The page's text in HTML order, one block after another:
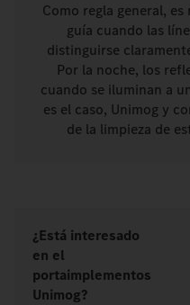
Como regla general,
guía cuando las
distinguirse
Por la noche, los
cuando se iluminan a
es el caso, Unimog y
de la limpieza de
¿Está interesado
en el
portaimplementos
Unimog?